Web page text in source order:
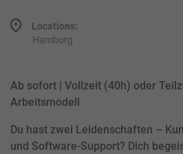
Locations:
Hamburg
Ab sofort | Vollzeit (40h) oder
Arbeitsmodell
Du hast zwei Leidenschaften –
und Software-Support? Dich